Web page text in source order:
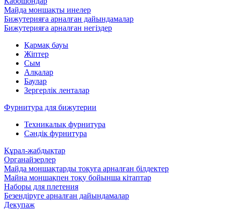
Майда моншақты инелер
Бижутерияға арналған дайындамалар
Бижутерияға арналған негіздер
Қармақ бауы
Жіптер
Сым
Алқалар
Баулар
Зергерлік ленталар
Фурнитура для бижутерии
Техникалық фурнитура
Сәндік фурнитура
Құрал-жабдықтар
Органайзерлер
Майда моншақтарды тоқуға арналған білдектер
Майна моншақпен тоқу бойынша кітаптар
Наборы для плетения
Безендіруге арналған дайындамалар
Декупаж